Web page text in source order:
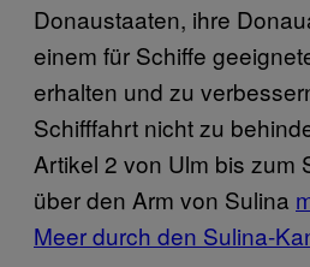
Donaustaaten, ihre
einem für Schiffe
erhalten und zu
Schifffahrt nicht zu
Artikel 2 von Ulm bis zum
über den Arm von Sulina
Meer durch den Sulina-